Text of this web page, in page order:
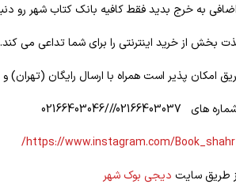
به خرج بدید فقط کافیه بانک کتاب شهر رو
بخش از خرید اینترنتی را برای شما تداعی می کند.
https://www.instagram.com/Book_shahr/
دیجی بوک شهر